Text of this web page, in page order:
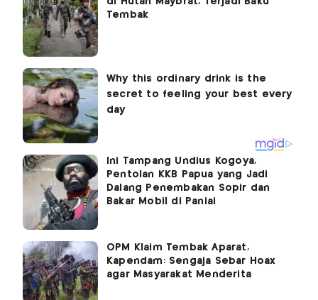
Tembak
Ini Tampang Undius Kogoya,
Pentolan KKB Papua yang Jadi
Dalang Penembakan Sopir dan
Bakar Mobil di Paniai
OPM Klaim Tembak Aparat,
Kapendam: Sengaja Sebar Hoax
agar Masyarakat Menderita